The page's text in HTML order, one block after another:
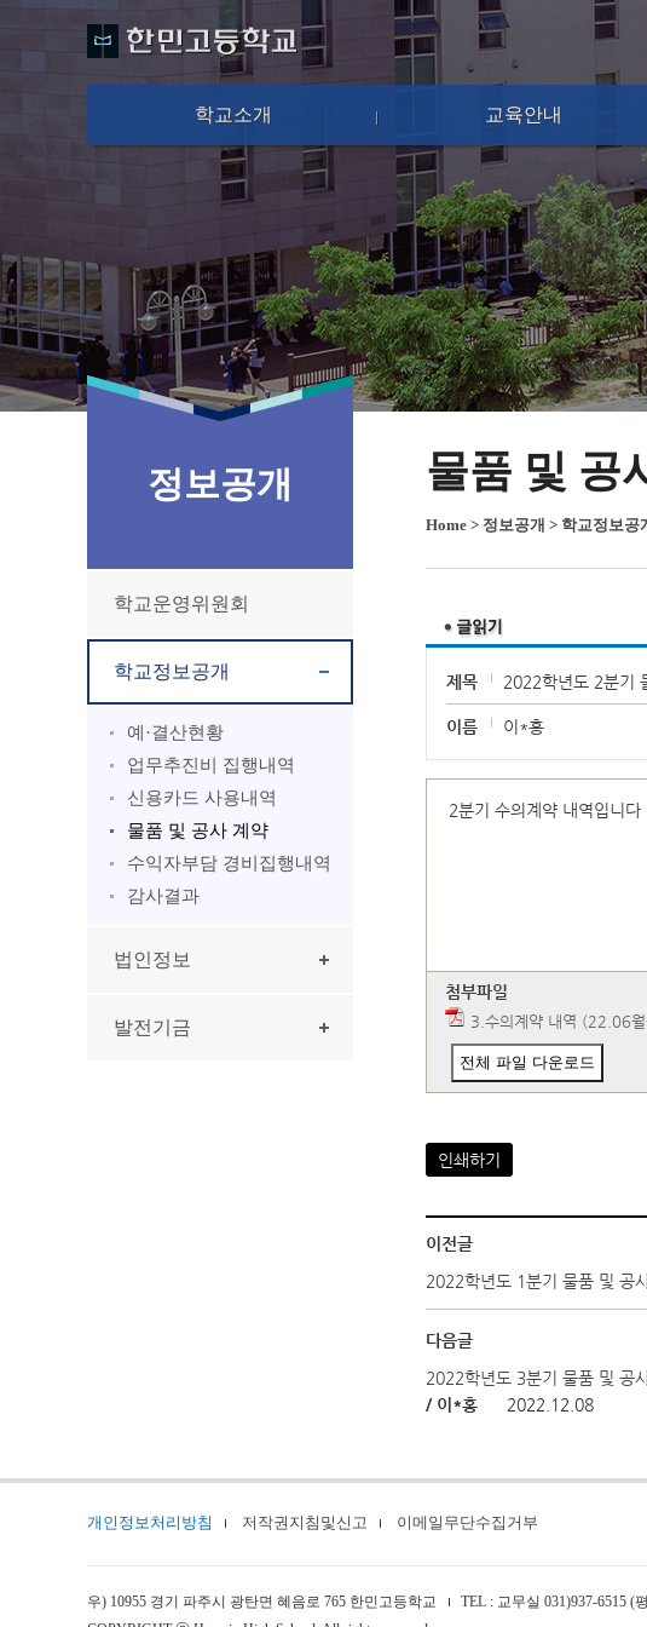
학교소개 교육안내
정보공개
학교운영위원회
학교정보공개
예·결산현황
업무추진비 집행내역
신용카드 사용내역
물품 및 공사 계약
수익자부담 경비집행내역
감사결과
법인정보
발전기금
Home > 정보공개 > 학교정보공
물품 및 공
제목 2022학년도 2분기
이름 이*홍
2분기 수의계약 내역입니다
첨부파일
3.수의계약 내역 (22.06
전체 파일 다운로드
인쇄하기
이전글
2022학년도 1분기 물품 및 공
다음글
2022학년도 3분기 물품 및 공
/ 이*홍
2022.12.08
개인정보처리방침 저작권지침및신고 이메일무단수집거부
우) 10955 경기 파주시 광탄면 혜음로 765 한민고등학교 TEL : 교무실 031)937-6515 (